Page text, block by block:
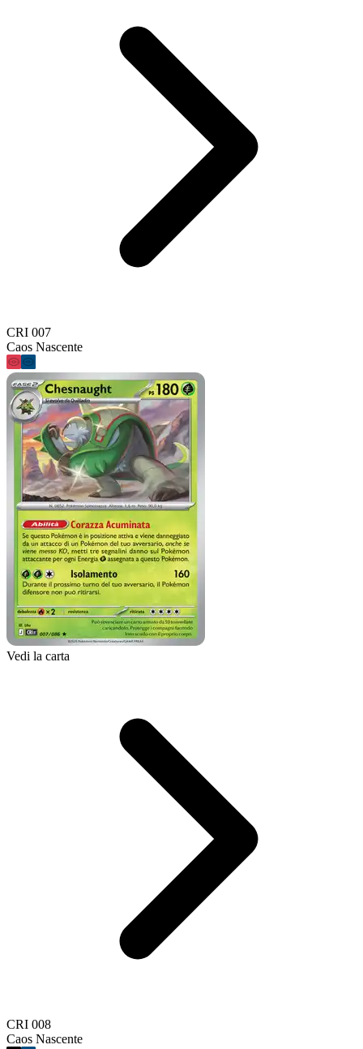
CRI 007
Caos Nascente
Vedi la carta
CRI 008
Caos Nascente